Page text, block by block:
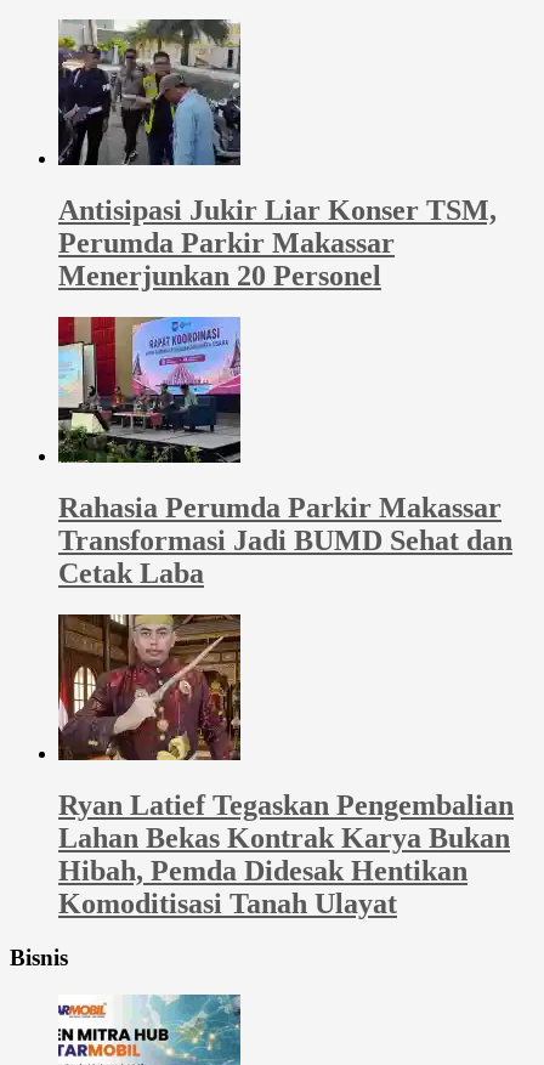
Antisipasi Jukir Liar Konser TSM,
Perumda Parkir Makassar
Menerjunkan 20 Personel
Rahasia Perumda Parkir Makassar
Transformasi Jadi BUMD Sehat dan
Cetak Laba
Ryan Latief Tegaskan Pengembalian
Lahan Bekas Kontrak Karya Bukan
Hibah, Pemda Didesak Hentikan
Komoditisasi Tanah Ulayat
Bisnis